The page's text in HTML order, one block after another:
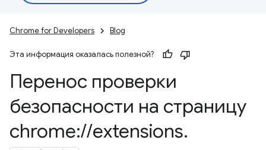
Chrome for Developers Blog
Эта информация оказалась полезной?
Перенос проверки
безопасности на страницу
chrome://extensions.